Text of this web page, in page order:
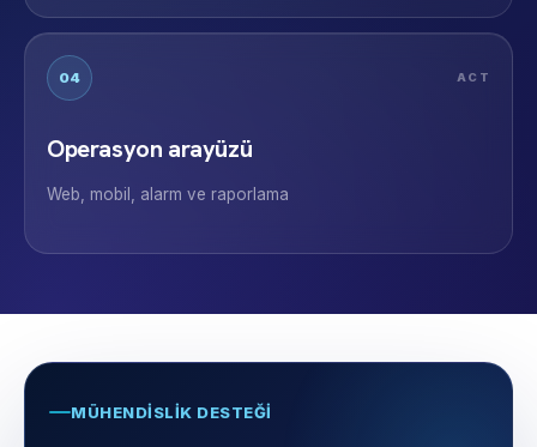
04 ACT
Operasyon arayüzü
Web, mobil, alarm ve raporlama
MÜHENDISLIK DESTEĞI